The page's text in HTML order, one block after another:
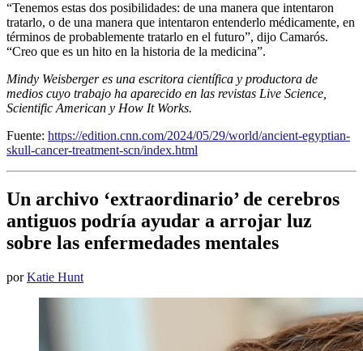
“Tenemos estas dos posibilidades: de una manera que intentaron
tratarlo, o de una manera que intentaron entenderlo médicamente, en
términos de probablemente tratarlo en el futuro”, dijo Camarós.
“Creo que es un hito en la historia de la medicina”.
Mindy Weisberger es una escritora científica y productora de
medios cuyo trabajo ha aparecido en las revistas Live Science,
Scientific American y How It Works.
Fuente: https://edition.cnn.com/2024/05/29/world/ancient-egyptian-
skull-cancer-treatment-scn/index.html
Un archivo ‘extraordinario’ de cerebros
antiguos podría ayudar a arrojar luz
sobre las enfermedades mentales
porKatie Hunt